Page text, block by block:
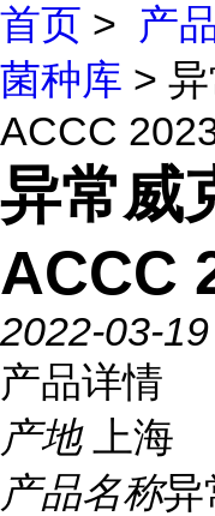
首页 > 产
菌种库 >
ACCC
异常威
ACCC
2022-03-19
产品详情
产地
上海
产品名称异